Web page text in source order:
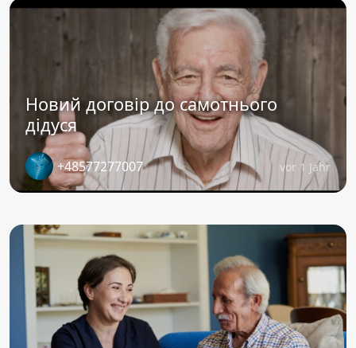
Новий договір до самотнього
дідуся
+48577277007 vor 1 Jahr